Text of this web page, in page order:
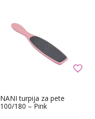
NANI turpija za pete
100/180 – Pink